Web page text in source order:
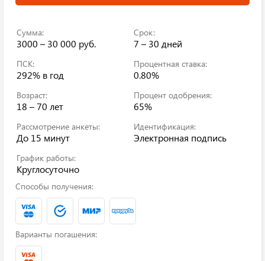
Сумма:
3000 – 30 000 руб.
Срок:
7 – 30 дней
ПСК:
292% в год
Процентная ставка:
0.80%
Возраст:
18 – 70 лет
Процент одобрения:
65%
Рассмотрение анкеты:
До 15 минут
Идентификация:
Электронная подпись
График работы:
Круглосуточно
Способы получения:
Варианты погашения: